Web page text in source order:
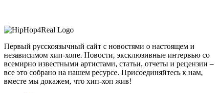
Первый русскоязычный сайт с новостями о настоящем и
независимом хип-хопе. Новости, эксклюзивные интервью со
всемирно известными артистами, статьи, отчеты и рецензии –
все это собрано на нашем ресурсе. Присоединяйтесь к нам,
вместе мы докажем, что хип-хоп жив!